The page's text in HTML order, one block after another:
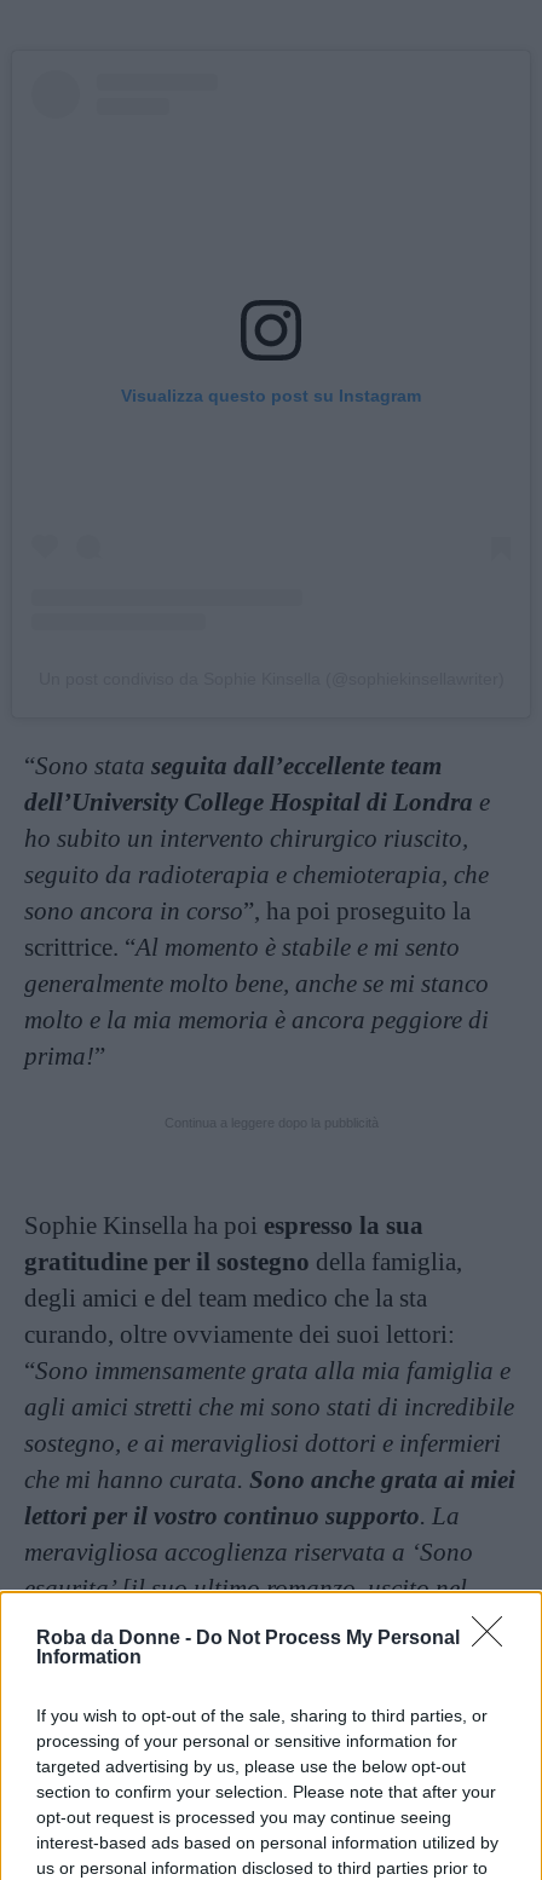
Roba da Donne - Do Not Process My Personal
Information
If you wish to opt-out of the sale, sharing to third parties, or
processing of your personal or sensitive information for
targeted advertising by us, please use the below opt-out
section to confirm your selection. Please note that after your
opt-out request is processed you may continue seeing
interest-based ads based on personal information utilized by
us or personal information disclosed to third parties prior to
Visualizza questo post su Instagram
“Sono stata seguita dall’eccellente team
dell’University College Hospital di Londra e
ho subito un intervento chirurgico riuscito,
seguito da radioterapia e chemioterapia, che
sono ancora in corso”, ha poi proseguito la
scrittrice. “Al momento è stabile e mi sento
generalmente molto bene, anche se mi stanco
molto e la mia memoria è ancora peggiore di
prima!”
Sophie Kinsella ha poi espresso la sua
gratitudine per il sostegno della famiglia,
degli amici e del team medico che la sta
curando, oltre ovviamente dei suoi lettori:
“Sono immensamente grata alla mia famiglia e
agli amici stretti che mi sono stati di incredibile
sostegno, e ai meravigliosi dottori e infermieri
che mi hanno curata. Sono anche grata ai miei
lettori per il vostro continuo supporto. La
meravigliosa accoglienza riservata a ‘Sono
esaurita’ [il suo ultimo romanzo, uscito nel
2023] mi ha davvero rincuorata in questo
periodo difficile
questo momento, sta lottando contro un
tumore :
A tutti coloro che soffrono di cancro in